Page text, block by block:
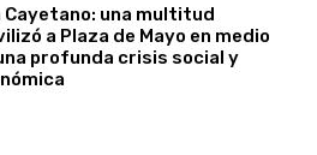
Cayetano: una multitud
a Plaza de Mayo en medio
profunda crisis social y